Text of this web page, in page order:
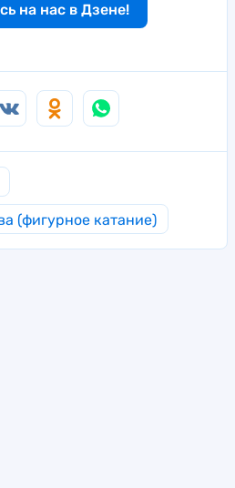
на нас в Дзене!
(фигурное катание)